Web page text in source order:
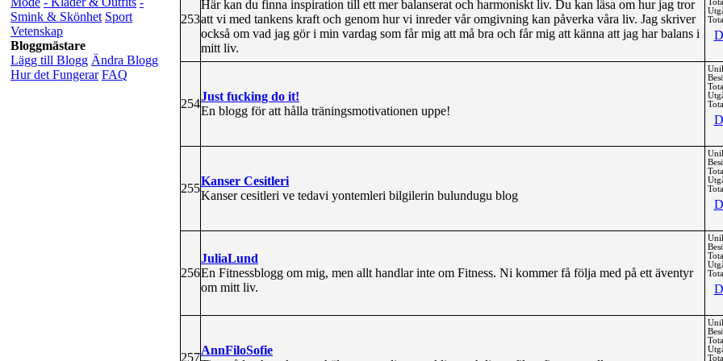
Smink & Skönhet Sport
Vetenskap
Bloggmästare
Lägg till Blogg Ändra Blogg
Hur det Fungerar FAQ
253
Här kan du finna inspiration till ett mer balanserat och harmoniskt liv. Du kan läsa om hur jag tror
att vi med tankens kraft och genom hur vi inreder vår omgivning kan påverka våra liv. Jag skriver
också om vad jag gör i min vardag som får mig att må bra och får mig att känna att jag har balans i
mitt liv.
254
Just fucking do it!
En blogg för att hålla träningsmotivationen uppe!
255
Kanser Cesitleri
Kanser cesitleri ve tedavi yontemleri bilgilerin bulundugu blog
256
JuliaLund
En Fitnessblogg om mig, men allt handlar inte om Fitness. Ni kommer få följa med på ett äventyr
om mitt liv.
257
AnnFiloSofie